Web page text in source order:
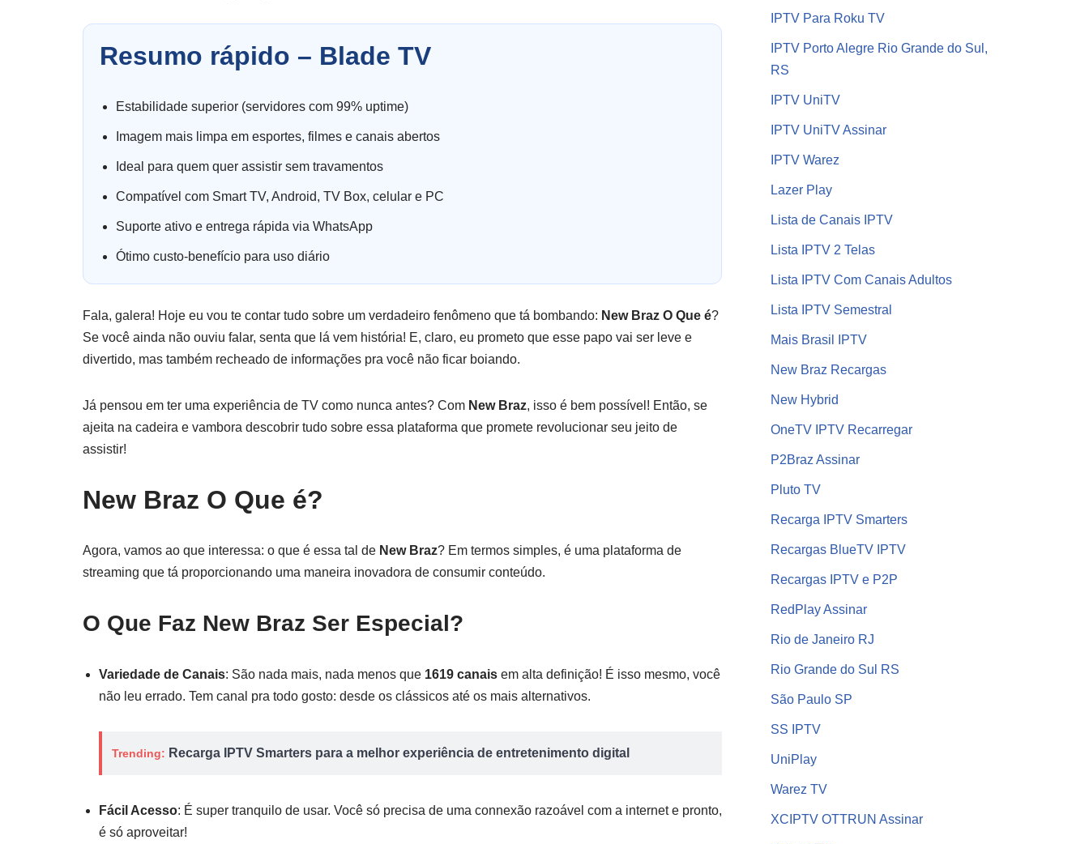
Resumo rápido – Blade TV
Estabilidade superior (servidores com 99% uptime)
Imagem mais limpa em esportes, filmes e canais abertos
Ideal para quem quer assistir sem travamentos
Compatível com Smart TV, Android, TV Box, celular e PC
Suporte ativo e entrega rápida via WhatsApp
Ótimo custo-benefício para uso diário
Fala, galera! Hoje eu vou te contar tudo sobre um verdadeiro fenômeno que tá bombando: New Braz O Que é?
Se você ainda não ouviu falar, senta que lá vem história! E, claro, eu prometo que esse papo vai ser leve e
divertido, mas também recheado de informações pra você não ficar boiando.
Já pensou em ter uma experiência de TV como nunca antes? Com New Braz, isso é bem possível! Então, se
ajeita na cadeira e vambora descobrir tudo sobre essa plataforma que promete revolucionar seu jeito de
assistir!
New Braz O Que é?
Agora, vamos ao que interessa: o que é essa tal de New Braz? Em termos simples, é uma plataforma de
streaming que tá proporcionando uma maneira inovadora de consumir conteúdo.
O Que Faz New Braz Ser Especial?
Variedade de Canais: São nada mais, nada menos que 1619 canais em alta definição! É isso mesmo, você
não leu errado. Tem canal pra todo gosto: desde os clássicos até os mais alternativos.
Trending: Recarga IPTV Smarters para a melhor experiência de entretenimento digital
Fácil Acesso: É super tranquilo de usar. Você só precisa de uma connexão razoável com a internet e pronto,
é só aproveitar!
IPTV Para Roku TV
IPTV Porto Alegre Rio Grande do Sul,
RS
IPTV UniTV
IPTV UniTV Assinar
IPTV Warez
Lazer Play
Lista de Canais IPTV
Lista IPTV 2 Telas
Lista IPTV Com Canais Adultos
Lista IPTV Semestral
Mais Brasil IPTV
New Braz Recargas
New Hybrid
OneTV IPTV Recarregar
P2Braz Assinar
Pluto TV
Recarga IPTV Smarters
Recargas BlueTV IPTV
Recargas IPTV e P2P
RedPlay Assinar
Rio de Janeiro RJ
Rio Grande do Sul RS
São Paulo SP
SS IPTV
UniPlay
Warez TV
XCIPTV OTTRUN Assinar